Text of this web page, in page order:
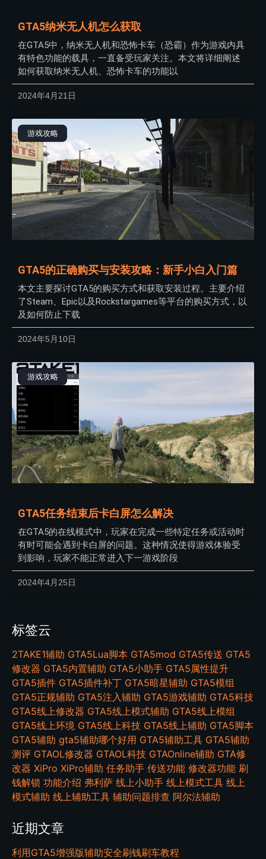
GTA5纳米无人机怎么获取
在GTA5中，纳米无人机和恐怖卡车（恐霸）作为游戏内具
有特色功能的载具，一直备受玩家关注。本文将详细阐述
如何获取纳米无人机、恐怖卡车的功能以
2024年4月21日
游戏攻略
GTA5的正确购买与安装攻略：新手小白入门篇
本文主要探讨GTA5的购买方式和获取安装过程。主要介绍
了Steam、Epic以及Rockstargames等平台的购买方式，以
及如何防止下载
2024年5月10日
游戏攻略
GTA5任务结束后卡白屏怎么解决
在GTA5的在线模式中，玩家在完成一些特定任务或活动时
有时可能会遇到卡白屏的问题。这种情况使得游戏体验受
到影响，玩家不能正常进入下一游戏阶段
2024年4月25日
标签云
2TAKE1辅助 GTA5Lua脚本 GTA5mod GTA5传送 GTA5
修改器 GTA5内置辅助 GTA5小助手 GTA5属性提升
GTA5插件 GTA5插件补丁 GTA5暗星辅助 GTA5模组
GTA5正规辅助 GTA5注入辅助 GTA5游戏辅助 GTA5科技
GTA5线上修改器 GTA5线上模式辅助 GTA5线上模组
GTA5线上环境 GTA5线上科技 GTA5线上辅助 GTA5脚本
GTA5辅助 gta5辅助哪个好用 GTA5辅助工具 GTA5辅助
测评 GTAOL修改器 GTAOL科技 GTAOnline辅助 GTA修
改器 XiPro XiPro辅助 任务助手 传送功能 修改器功能 刷
钱解锁 功能介绍 弗利萨 线上小助手 线上模式工具 线上
模式辅助 线上辅助工具 辅助问题排查 阿尔法辅助
近期文章
利用GTA5增强版辅助安全刷钱刷车教程